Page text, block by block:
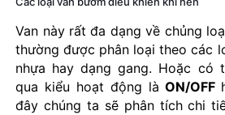
Van này rất đa dạng về chủng
thường được phân loại theo các
nhựa hay dạng gang. Hoặc có
qua kiểu hoạt động là ON/OFF
đây chúng ta sẽ phân tích chi